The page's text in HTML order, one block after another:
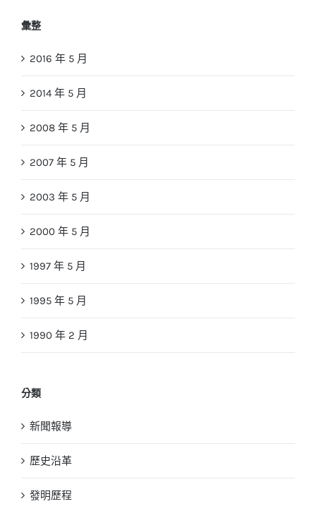
彙整
2016 年 5 月
2014 年 5 月
2008 年 5 月
2007 年 5 月
2003 年 5 月
2000 年 5 月
1997 年 5 月
1995 年 5 月
1990 年 2 月
分類
新聞報導
歷史沿革
發明歷程